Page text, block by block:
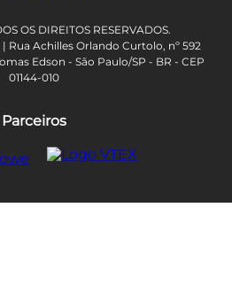
OS DIREITOS RESERVADOS.
| Rua Achilles Orlando Curtolo, nº 592
Edson - São Paulo/SP - BR - CEP
01144-010
Parceiros